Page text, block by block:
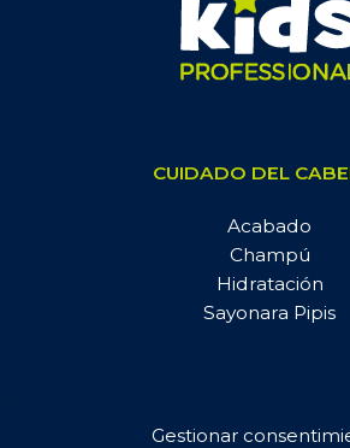
Gestionar
CUIDADO DEL
Acabado
Champú
Hidratación
Sayonara Pipis
INFO & CONTACTO